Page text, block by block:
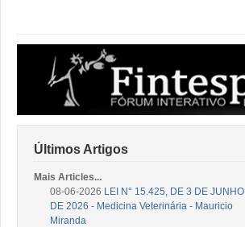
Últimos Artigos
Mais Articles...
08-06-2026 LEI N° 15.425, DE 3 DE JUNHO
DE 2026 - Medicina Veterinária - Mauricio
Miranda